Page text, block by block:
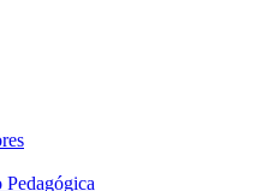
Pedagógica